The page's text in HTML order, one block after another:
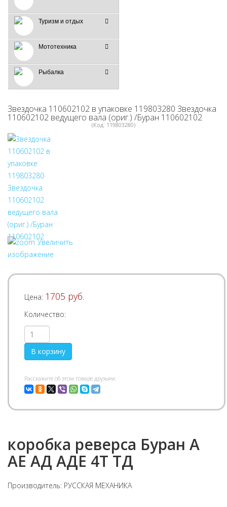
Туризм и отдых
Мототехника
Рыбалка
Звездочка 110602102 в упаковке 119803280 Звездочка
110602102 ведущего вала (ориг.) /Буран 110602102
(Код: 119803280)
Увеличить
изображение
Цена: 1705 руб.
Количество:
Pасскажите об этом товаре друзьям:
коробка реверса Буран А
АЕ АД АДЕ 4Т ТД
Производитель: РУССКАЯ МЕХАНИКА